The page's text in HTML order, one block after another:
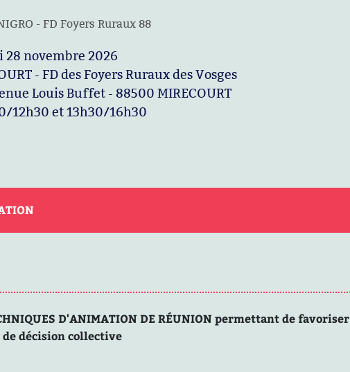
- FD Foyers Ruraux 88
28 novembre 2026
- FD des Foyers Ruraux des Vosges
Louis Buffet - 88500 MIRECOURT
12h30 et 13h30/16h30
D'ANIMATION DE RÉUNION permettant de favoriser
décision collective